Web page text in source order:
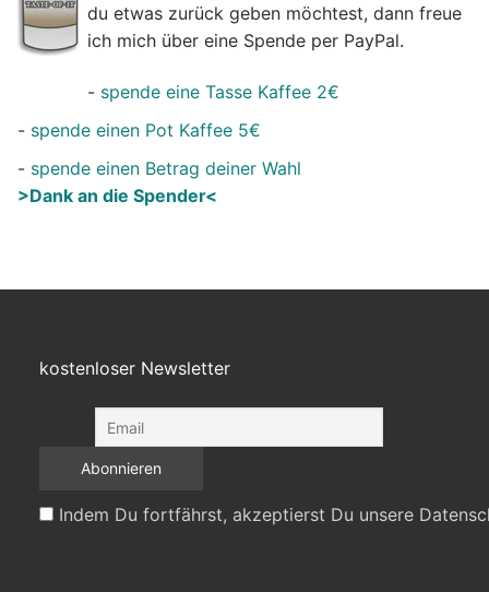
du etwas zurück geben möchtest, dann freue
ich mich über eine Spende per PayPal.
- spende eine Tasse Kaffee 2€
- spende einen Pot Kaffee 5€
- spende einen Betrag deiner Wahl
>Dank an die Spender<
kostenloser Newsletter
Indem Du fortfährst, akzeptierst Du unsere